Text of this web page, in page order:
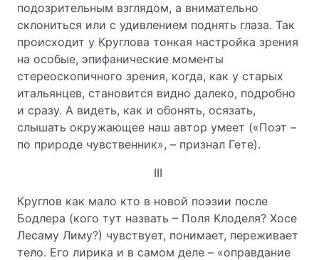
подозрительным взглядом, а внимательно
склониться или с удивлением поднять глаза. Так
происходит у Круглова тонкая настройка зрения
на особые, эпифанические моменты
стереоскопичного зрения, когда, как у старых
итальянцев, становится видно далеко, подробно
и сразу. А видеть, как и обонять, осязать,
слышать окружающее наш автор умеет («Поэт –
по природе чувственник», – признал Гете).
III
Круглов как мало кто в новой поэзии после
Бодлера (кого тут назвать – Поля Клоделя? Хосе
Лесаму Лиму?) чувствует, понимает, переживает
тело. Его лирика и в самом деле – «оправдание